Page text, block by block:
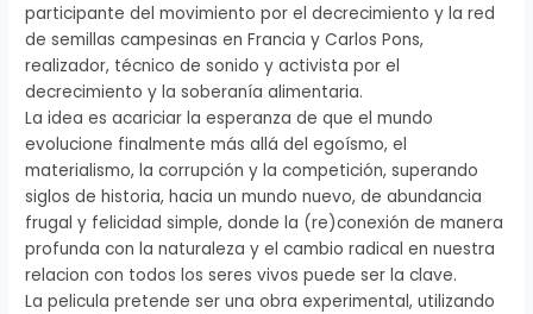
participante del movimiento por el decrecimiento y la red
de semillas campesinas en Francia y Carlos Pons,
realizador, técnico de sonido y activista por el
decrecimiento y la soberanía alimentaria.
La idea es acariciar la esperanza de que el mundo
evolucione finalmente más allá del egoísmo, el
materialismo, la corrupción y la competición, superando
siglos de historia, hacia un mundo nuevo, de abundancia
frugal y felicidad simple, donde la (re)conexión de manera
profunda con la naturaleza y el cambio radical en nuestra
relacion con todos los seres vivos puede ser la clave.
La pelicula pretende ser una obra experimental, utilizando